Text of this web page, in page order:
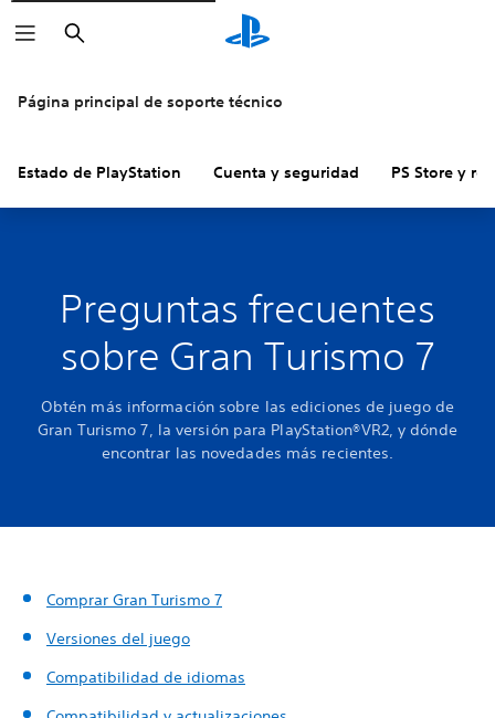
Buscar
Página principal de soporte técnico
Estado de PlayStation Cuenta y seguridad PS Store y
Preguntas frecuentes
sobre Gran Turismo 7
Obtén más información sobre las ediciones de juego de
Gran Turismo 7, la versión para PlayStation®VR2, y dónde
encontrar las novedades más recientes.
Comprar Gran Turismo 7
Versiones del juego
Compatibilidad de idiomas